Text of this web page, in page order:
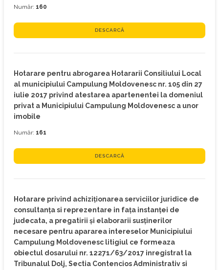
Număr: 160
DESCARCĂ
Hotarare pentru abrogarea Hotararii Consiliului Local
al municipiului Campulung Moldovenesc nr. 105 din 27
iulie 2017 privind atestarea apartenentei la domeniul
privat a Municipiului Campulung Moldovenesc a unor
imobile
Număr: 161
DESCARCĂ
Hotarare privind achiziţionarea serviciilor juridice de
consultanţa si reprezentare in faţa instanţei de
judecata, a pregatirii şi elaborarii susţinerilor
necesare pentru apararea intereselor Municipiului
Campulung Moldovenesc litigiul ce formeaza
obiectul dosarului nr. 12271/63/2017 inregistrat la
Tribunalul Dolj, Sectia Contencios Administrativ si